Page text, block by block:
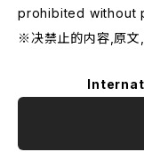
prohibited without
※决禁止的内容,原文,